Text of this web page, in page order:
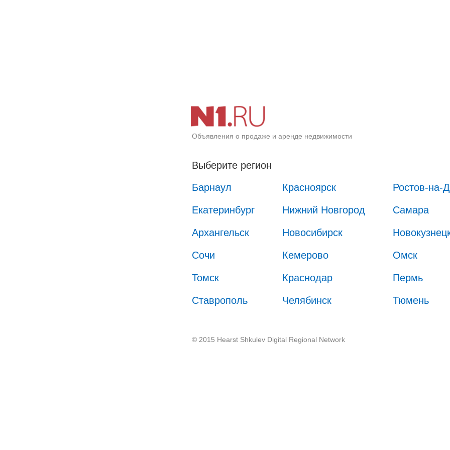
Объявления о продаже и аренде недвижимости
Выберите регион
Барнаул
Красноярск Ростов-на-
Екатеринбург Нижний Новгород Самара
Архангельск Новосибирск
Сочи Кемерово Омск
Томск Краснодар Пермь
Ставрополь Челябинск Тюмень
© 2015 Hearst Shkulev Digital Regional Network